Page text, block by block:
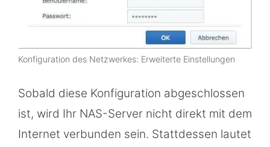
Konfiguration des Netzwerkes: Erweiterte Einstellungen
Sobald diese Konfiguration abgeschlossen
ist, wird Ihr NAS-Server nicht direkt mit dem
Internet verbunden sein. Stattdessen lautet